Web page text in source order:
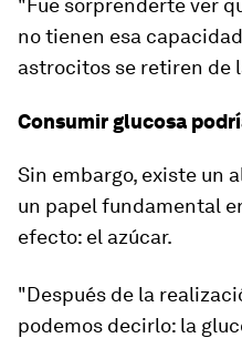
"Fue sorprenderte ver
no tienen esa
astrocitos se retiren de
Consumir glucosa
Sin embargo, existe un
un papel fundamental
efecto: el azúcar.
"Después de la
podemos decirlo: la